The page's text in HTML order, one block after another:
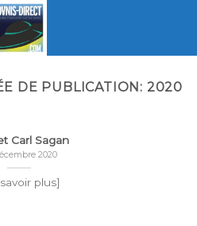
DE PUBLICATION: 2020
Carl Sagan
2020
plus]